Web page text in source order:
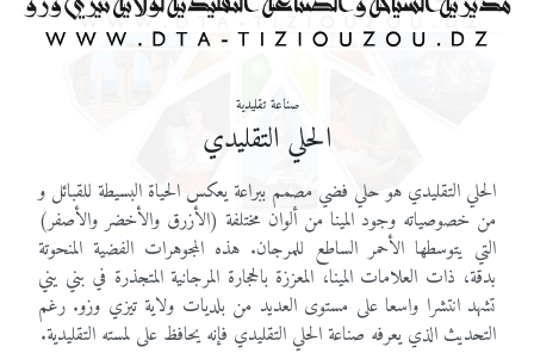
صناعة تقليدية
الحلي التقليدي
الحلي التقليدي هو حلي فضي مصمم ببراعة يعكس الحياة البسيطة للقبائل و
من خصوصياته وجود المينا من ألوان مختلفة (الأزرق والأخضر والأصفر)
التي يتوسطها الأحمر الساطع للمرجان. هذه المجوهرات الفضية المنحوتة
بدقة، ذات العلامات المينا، المعززة بالحجارة المرجانية المتجذرة في بني يني
تشهد انتشرا واسعا على مستوى العديد من بلديات ولاية تيزي وزو. رغم
التحديث الذي يعرفه صناعة الحلي التقليدي فإنه يحافظ على لمسته التقليدية.